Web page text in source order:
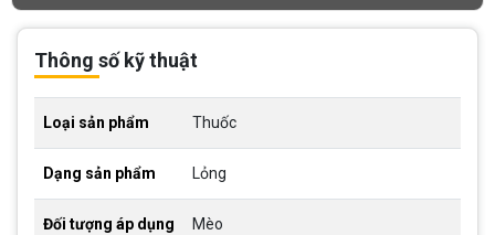
Thông số kỹ thuật
Loại sản phẩm Thuốc
Dạng sản phẩm Lỏng
Đối tượng áp dụng Mèo